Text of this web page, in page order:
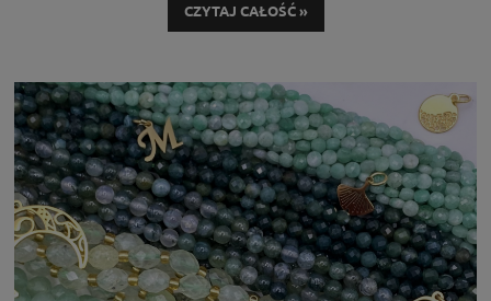
względem funkcjonalności, jak i stylu.
CZYTAJ CAŁOŚĆ »